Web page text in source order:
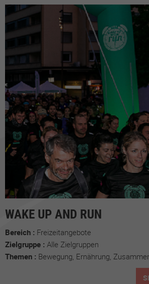
WAKE UP AND RUN
Bereich : Freizeitangebote
Zielgruppe : Alle Zielgruppen
Themen : Bewegung, Ernährung,